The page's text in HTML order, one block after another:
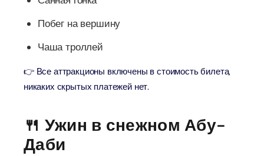
Побег на вершину
Чаша троллей
👉 Все аттракционы включены в стоимость билета,
никаких скрытых платежей нет.
🍴 Ужин в снежном Абу-
Даби